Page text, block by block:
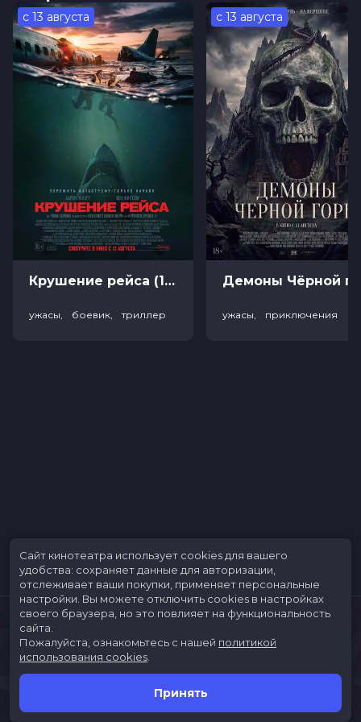
если твой сосед - монстр.
Оценка 6.1 / 10 (15 218 голосов)
6.4/ 10 (8 200 голосов)
Год
2024
Великобритания, США
Кэролайн Линди
Мелисса Баррера, Томми Дьюи,
Эдмунд Донован, Мэган Фэйхи,
Кайла Фостер, Ikechukwu Ufomadu,
Меган Хейли, Брэндон Виктор
Диксон, Тэйлор Тренш, Лана Янг
Продюсеры
Кира Карстенсен, Мелани Донкерс,
Кайла Фостер
Сценаристы
Кэролайн Линди
ужасы, мелодрама, комедия
Длительность
1 ч 49 мин
Меморандум
до 18 декабря
с 13 августа
Крушение рейса (18+)
ужасы, боевик, триллер
с 13 августа
ужасы, приключения
Скоро в кино
Сайт кинотеатра использует cookies для вашего
удобства: сохраняет данные для авторизации,
отслеживает ваши покупки, применяет персональные
настройки. Вы можете отключить cookies в настройках
своего браузера, но это повлияет на функциональность
сайта.
Пожалуйста, ознакомьтесь с нашей политикой
использования cookies
Принять